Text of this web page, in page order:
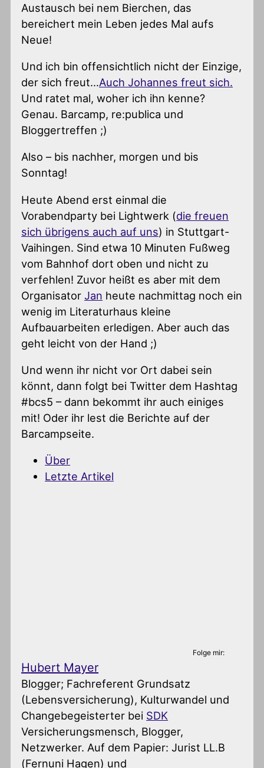
Austausch bei nem Bierchen, das
bereichert mein Leben jedes Mal aufs
Neue!
Und ich bin offensichtlich nicht der Einzige,
der sich freut…Auch Johannes freut sich.
Und ratet mal, woher ich ihn kenne?
Genau. Barcamp, re:publica und
Bloggertreffen ;)
Also – bis nachher, morgen und bis
Sonntag!
Heute Abend erst einmal die
Vorabendparty bei Lightwerk (die freuen
sich übrigens auch auf uns) in Stuttgart-
Vaihingen. Sind etwa 10 Minuten Fußweg
vom Bahnhof dort oben und nicht zu
verfehlen! Zuvor heißt es aber mit dem
OrganisatorJan heute nachmittag noch ein
wenig im Literaturhaus kleine
Aufbauarbeiten erledigen. Aber auch das
geht leicht von der Hand ;)
Und wenn ihr nicht vor Ort dabei sein
könnt, dann folgt bei Twitter dem Hashtag
#bcs5 – dann bekommt ihr auch einiges
mit! Oder ihr lest die Berichte auf der
Barcampseite.
Über
Letzte Artikel
Folge mir:
Hubert Mayer
Blogger; Fachreferent Grundsatz
(Lebensversicherung), Kulturwandel und
Changebegeisterter bei SDK
Versicherungsmensch, Blogger,
Netzwerker. Auf dem Papier: Jurist LL.B
(Fernuni Hagen) und